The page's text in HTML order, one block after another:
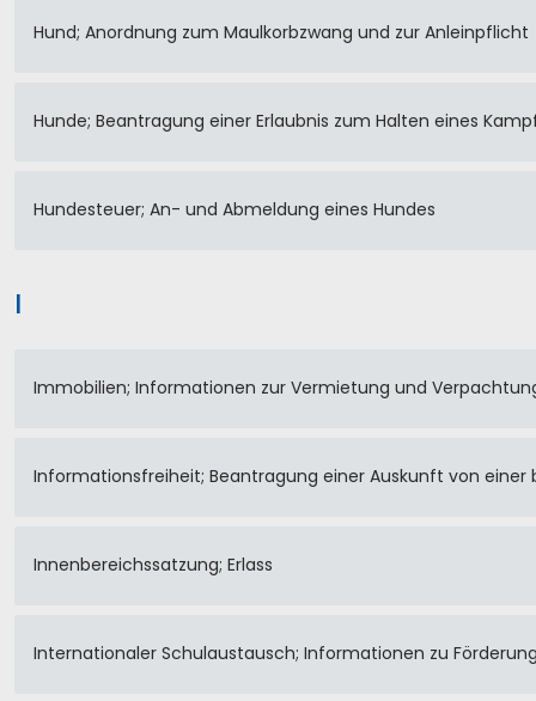
Hund; Anordnung zum Maulkorbzwang und zur Anleinpflicht
Hunde; Beantragung einer Erlaubnis zum Halten eines
Hundesteuer; An- und Abmeldung eines Hundes
I
Immobilien; Informationen zur Vermietung und
Informationsfreiheit; Beantragung einer Auskunft von einer
Innenbereichssatzung; Erlass
Internationaler Schulaustausch; Informationen zu